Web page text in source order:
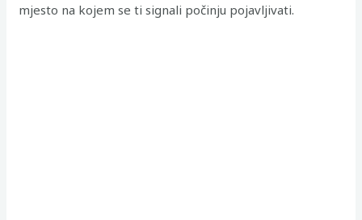
mjesto na kojem se ti signali počinju pojavljivati.